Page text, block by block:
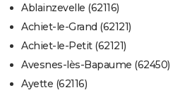
Ablainzevelle (62116)
Achiet-le-Grand (62121)
Achiet-le-Petit (62121)
Avesnes-lès-Bapaume (62450)
Ayette (62116)